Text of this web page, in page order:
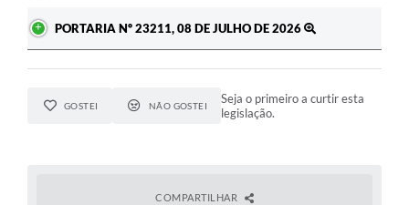
PORTARIA Nº 23211, 08 DE JULHO DE 2026
GOSTEI NÃO GOSTEI
Seja o primeiro a curtir esta
legislação.
COMPARTILHAR